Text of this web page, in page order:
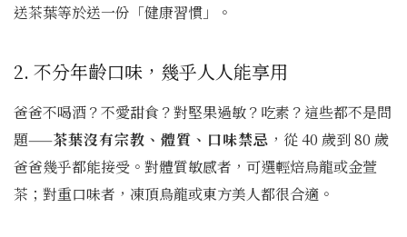
送茶葉等於送一份「健康習慣」。
2. 不分年齡口味，幾乎人人能享用
爸爸不喝酒？不愛甜食？對堅果過敏？吃素？這些都不是問
題——茶葉沒有宗教、體質、口味禁忌 ，從 40 歲到 80 歲
爸爸幾乎都能接受。對體質敏感者，可選輕焙烏龍或金萱
茶；對重口味者，凍頂烏龍或東方美人都很合適。